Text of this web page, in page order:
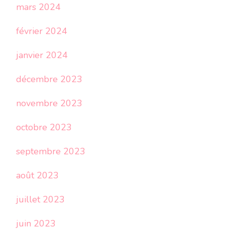
mars 2024
février 2024
janvier 2024
décembre 2023
novembre 2023
octobre 2023
septembre 2023
août 2023
juillet 2023
juin 2023